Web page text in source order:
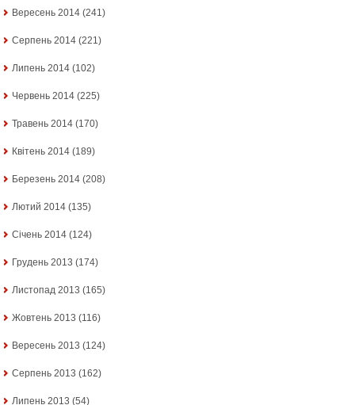
Вересень 2014 (241)
Серпень 2014 (221)
Липень 2014 (102)
Червень 2014 (225)
Травень 2014 (170)
Квітень 2014 (189)
Березень 2014 (208)
Лютий 2014 (135)
Січень 2014 (124)
Грудень 2013 (174)
Листопад 2013 (165)
Жовтень 2013 (116)
Вересень 2013 (124)
Серпень 2013 (162)
Липень 2013 (54)